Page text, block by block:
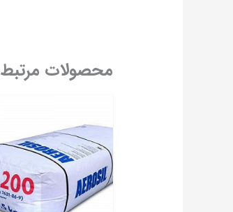
محصولات مرتبط